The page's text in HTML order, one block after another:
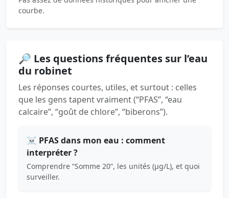
courbe.
🔎 Les questions fréquentes sur l’eau
du robinet
Les réponses courtes, utiles, et surtout : celles
que les gens tapent vraiment (“PFAS”, “eau
calcaire”, “goût de chlore”, “biberons”).
☠️ PFAS dans mon eau : comment
interpréter ?
Comprendre “Somme 20”, les unités (µg/L), et quoi
surveiller.